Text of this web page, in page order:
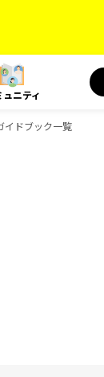
ュニティ
イドブック一覧